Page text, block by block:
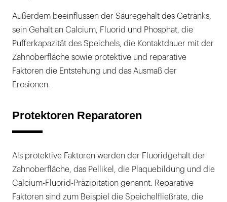
Außerdem beeinflussen der Säuregehalt des Getränks,
sein Gehalt an Calcium, Fluorid und Phosphat, die
Pufferkapazität des Speichels, die Kontaktdauer mit der
Zahnoberfläche sowie protektive und reparative
Faktoren die Entstehung und das Ausmaß der
Erosionen.
Protektoren Reparatoren
Als protektive Faktoren werden der Fluoridgehalt der
Zahnoberfläche, das Pellikel, die Plaquebildung und die
Calcium-Fluorid-Präzipitation genannt. Reparative
Faktoren sind zum Beispiel die Speichelfließrate, die